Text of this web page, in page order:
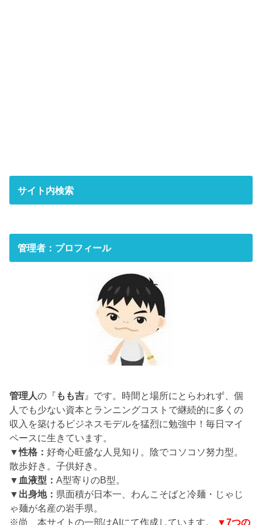
サイト内検索
管理者：プロフィール
管理人の『 もも吉 』です。時間と場所にとらわれず、個
人でも少ない資本とランニングコストで継続的に多くの
収入を築けるビジネスモデルを猛烈に勉強中！毎日マイ
ペースに生きています。
▼性格：好奇心旺盛な人見知り。陰でコソコソ努力型。
散歩好き。子供好き。
▼血液型：A型寄りのB型。
▼出身地： 県面積が日本一、わんこそばと冷麺・じゃじ
ゃ麺が名産の岩手県。
※尚、本サイトの一部はAIにて作成しています。
▼7つの